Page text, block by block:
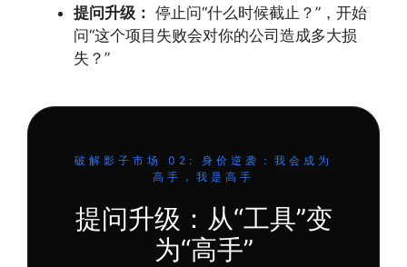
提问升级： 停止问“什么时候截止？”，开始
问“这个项目失败会对你的公司造成多大损
失？”
破解影子市场 02: 身价逆袭：我会成为
高手，我是高手
提问升级：从“工具”变
为“高手”